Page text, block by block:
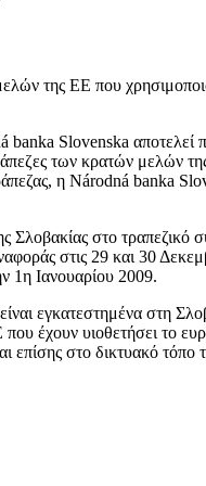
της ΕΕ που
Slovenska
των κρατών
η Národná banka
στο
στις 29 και 30
1η Ιανουαρίου 2009.
εγκατεστημένα στη
έχουν υιοθετήσει το
επίσης στο δικτυακό